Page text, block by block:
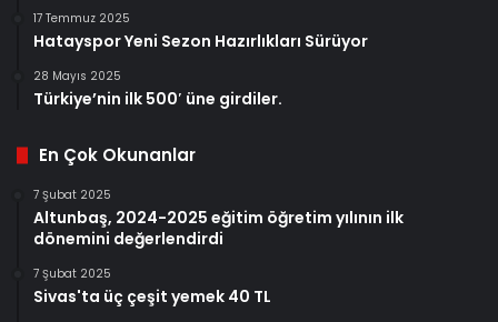
17 Temmuz 2025
Hatayspor Yeni Sezon Hazırlıkları Sürüyor
28 Mayıs 2025
Türkiye’nin ilk 500′ üne girdiler.
En Çok Okunanlar
7 Şubat 2025
Altunbaş, 2024-2025 eğitim öğretim yılının ilk
dönemini değerlendirdi
7 Şubat 2025
Sivas'ta üç çeşit yemek 40 TL